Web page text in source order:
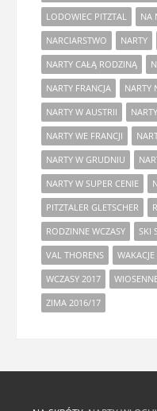
LODOWIEC PITZTAL
NA
NARCIARSTWO
NARTY
NARTY CAŁĄ RODZINĄ
NARTY FRANCJA
NARTY
NARTY W AUSTRII
NARTY WE FRANCJI
NARTY W GRUDNIU
NARTY W SUPER CENIE
PITZTALER GLETSCHER
RODZINNE WCZASY
SKI
VAL THORENS
WAKACJE
WCZASY 2017
ZIMA 2016/17